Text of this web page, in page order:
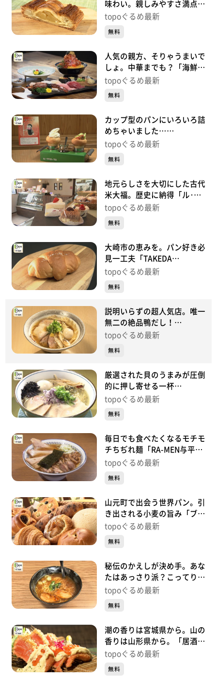
味わい。親しみやすさ満点！
「ル･マンジェ」（青葉区八
topoぐるめ最新
無料
人気の親方、そりゃうまいで
しょ。中華までも？「海鮮た
くみ」（大崎市田尻沼部新富
topoぐるめ最新
無料
カップ型のパンにいろいろ詰
めちゃいました…
「HIPCROPS」（大崎市田尻
るめ】
topoぐるめ最新
無料
地元らしさを大切にした古代
米大福。歴史に納得「ル･シ
エル」（大崎市田尻沼部新富
topoぐるめ最新
無料
大崎市の恵みを。パン好き必
見一工夫「TAKEDA
BAKERY」（大崎市古川長岡
め】
topoぐるめ最新
無料
説明いらずの超人気店。唯一
無二の絶品鴨だし！
「noodle shop arakawa」
topoぐるめ最新
無料
厳選された貝のうまみが圧倒
的に押し寄せる一杯
「noodle shop nanairo」
ぐるめ】
topoぐるめ最新
無料
毎日でも食べたくなるモチモ
チちぢれ麺「RA-MEN与平治
渡」（亘理町逢隈田沢早川）
topoぐるめ最新
無料
山元町で出会う世界パン。引
き出される小麦の旨み「ブロ
ートドルフ」（山元町山寺町
topoぐるめ最新
無料
秘伝のかえしが決め手。あな
たはあっさり派？こってり
派？「麵屋れいじ」（太白区
topoぐるめ最新
無料
潮の香りは宮城県から。山の
香りは山形県から。「居酒屋
まるゆき」（若林区清水小
topoぐるめ最新
無料